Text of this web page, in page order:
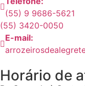
(55) 9 9686-5621
(55) 3420-0050
E-mail:
Horário de